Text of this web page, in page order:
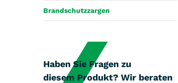
Brandschutzzargen
Haben Sie Fragen zu
diesem Produkt? Wir beraten